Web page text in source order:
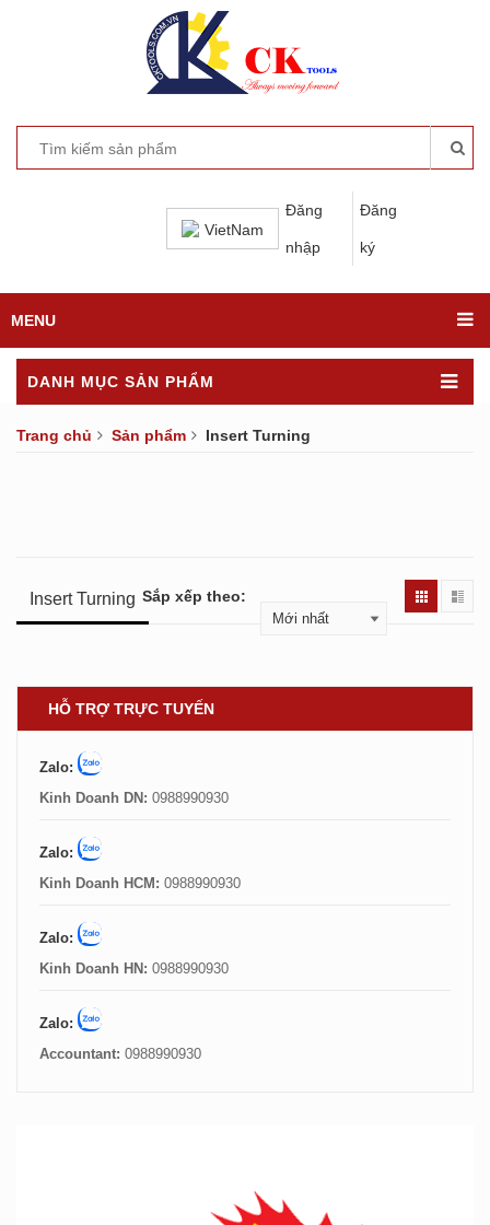
VietNam
Đăng
nhập
Đăng
ký
MENU
DANH MỤC SẢN PHẨM
Trang chủ Sản phẩm Insert Turning
HỖ TRỢ TRỰC TUYẾN
Zalo:
Kinh Doanh DN: 0988990930
Zalo:
Kinh Doanh HCM: 0988990930
Zalo:
Kinh Doanh HN: 0988990930
Zalo:
Accountant: 0988990930
Insert Turning Sắp xếp theo: